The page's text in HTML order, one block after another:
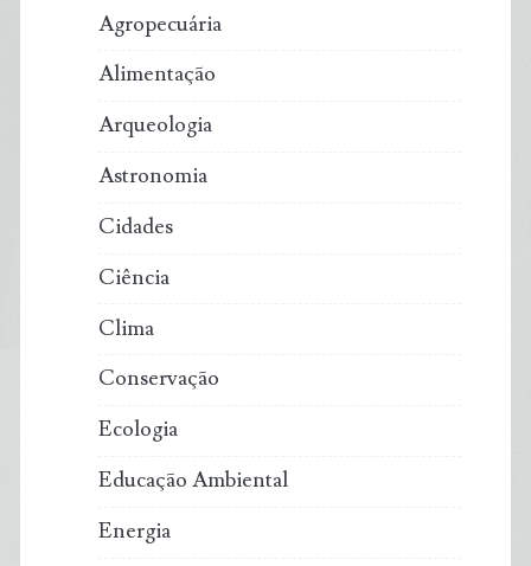
Agropecuária
Alimentação
Arqueologia
Astronomia
Cidades
Ciência
Clima
Conservação
Ecologia
Educação Ambiental
Energia